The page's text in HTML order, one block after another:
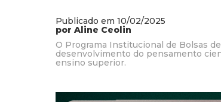
Publicado em 10/02/2025
por Aline Ceolin
O Programa Institucional de Bolsas
desenvolvimento do pensamento
ensino superior.